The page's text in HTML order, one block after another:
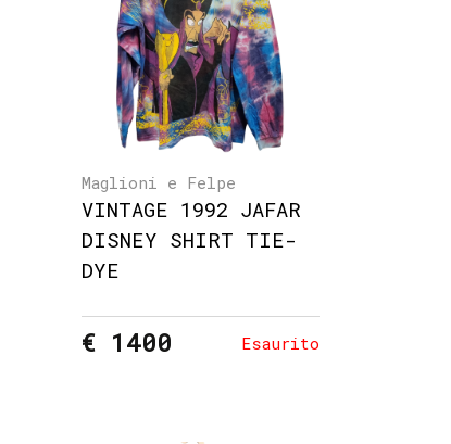
Maglioni e Felpe
VINTAGE 1992 JAFAR
DISNEY SHIRT TIE-
DYE
€ 1400 Esaurito